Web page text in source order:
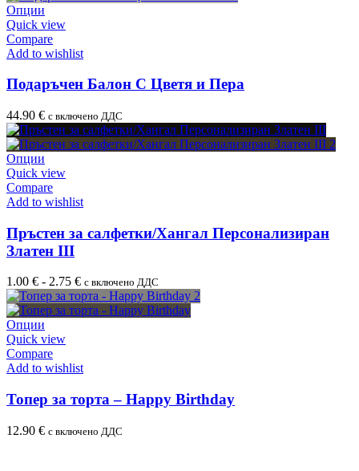
Опции
Quick view
Compare
Add to wishlist
Подаръчен Балон С Цветя и Пера
44.90 € с включено ДДС
Опции
Quick view
Compare
Add to wishlist
Пръстен за салфетки/Хангал Персонализиран
Златен III
1.00 € - 2.75 € с включено ДДС
Опции
Quick view
Compare
Add to wishlist
Топер за торта – Happy Birthday
12.90 € с включено ДДС